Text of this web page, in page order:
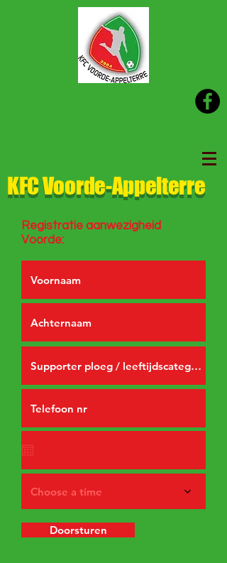
KFC Voorde-Appelterre
Registratie aanwezigheid
Voorde:
Choose a time
Doorsturen